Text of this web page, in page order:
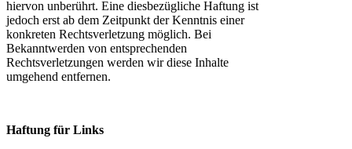
hiervon unberührt. Eine diesbezügliche Haftung ist
jedoch erst ab dem Zeitpunkt der Kenntnis einer
konkreten Rechtsverletzung möglich. Bei
Bekanntwerden von entsprechenden
Rechtsverletzungen werden wir diese Inhalte
umgehend entfernen.
Haftung für Links